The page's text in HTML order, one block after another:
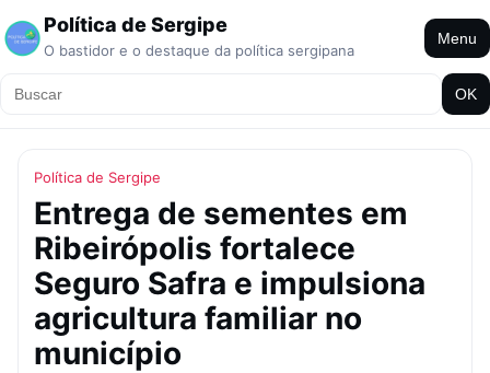
Política de Sergipe
O bastidor e o destaque da política sergipana
Menu
OK
Política de Sergipe
Entrega de sementes em
Ribeirópolis fortalece
Seguro Safra e impulsiona
agricultura familiar no
município